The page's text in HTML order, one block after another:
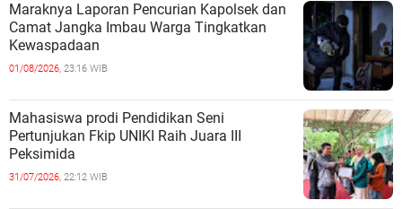
Maraknya Laporan Pencurian Kapolsek dan
Camat Jangka Imbau Warga Tingkatkan
Kewaspadaan
01/08/2026, 23:16 WIB
Mahasiswa prodi Pendidikan Seni
Pertunjukan Fkip UNIKI Raih Juara III
Peksimida
31/07/2026, 22:12 WIB